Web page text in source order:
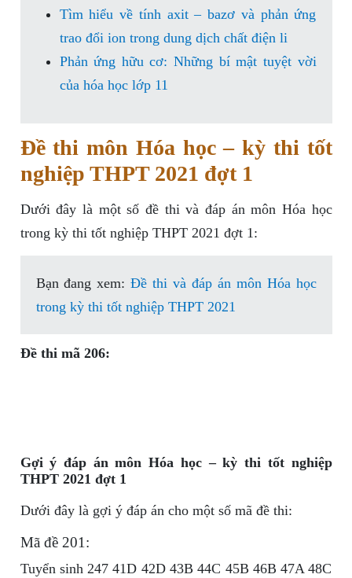
Tìm hiểu về tính axit – bazơ và phản ứng
trao đổi ion trong dung dịch chất điện li
Phản ứng hữu cơ: Những bí mật tuyệt vời
của hóa học lớp 11
Đề thi môn Hóa học – kỳ thi tốt
nghiệp THPT 2021 đợt 1
Dưới đây là một số đề thi và đáp án môn Hóa học
trong kỳ thi tốt nghiệp THPT 2021 đợt 1:
Bạn đang xem:Đề thi và đáp án môn Hóa học
trong kỳ thi tốt nghiệp THPT 2021
Đề thi mã 206:
Gợi ý đáp án môn Hóa học – kỳ thi tốt nghiệp
THPT 2021 đợt 1
Dưới đây là gợi ý đáp án cho một số mã đề thi:
Mã đề 201:
Tuyển sinh 247 41D 42D 43B 44C 45B 46B 47A 48C